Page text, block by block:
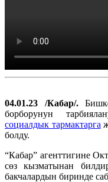
04.01.23 /Кабар/.
борборунун
социалдык тармактарга
болду.
“Кабар” агенттигине
сөз кызматынан
бакчалардын биринде